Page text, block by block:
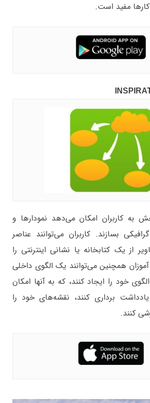
مفید است.
به کاربران امکان می‌دهد نمودارها و
بسازند. کاربران می‌توانند عناصر
از یک کتابخانه یا نشانی اینترنتی را
همچنین می‌توانند یک الگوی داخلی
خود را ایجاد کنند، که به آنها امکان
برداری کنند، نقشه‌های خود را
کنند.